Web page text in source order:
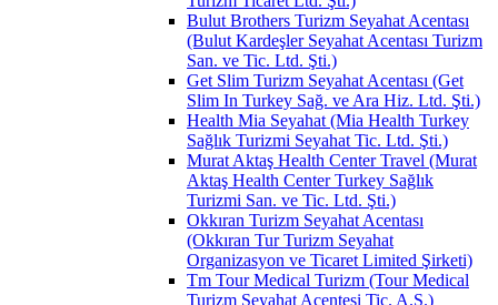
Bulut Brothers Turizm Seyahat Acentası
(Bulut Kardeşler Seyahat Acentası Turizm
San. ve Tic. Ltd. Şti.)
Get Slim Turizm Seyahat Acentası (Get
Slim In Turkey Sağ. ve Ara Hiz. Ltd. Şti.)
Health Mia Seyahat (Mia Health Turkey
Sağlık Turizmi Seyahat Tic. Ltd. Şti.)
Murat Aktaş Health Center Travel (Murat
Aktaş Health Center Turkey Sağlık
Turizmi San. ve Tic. Ltd. Şti.)
Okkıran Turizm Seyahat Acentası
(Okkıran Tur Turizm Seyahat
Organizasyon ve Ticaret Limited Şirketi)
Tm Tour Medical Turizm (Tour Medical
Turizm Seyahat Acentesi Tic. A.Ş.)